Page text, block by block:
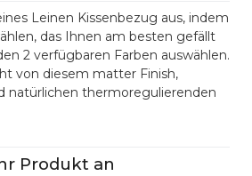
Leinen Kissenbezug aus, indem
das Ihnen am besten gefällt
2 verfügbaren Farben auswählen.
von diesem matter Finish,
natürlichen thermoregulierenden
Produkt an